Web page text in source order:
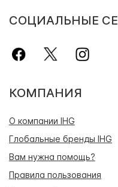
СОЦИАЛЬНЫЕ
КОМПАНИЯ
О компании IHG
Глобальные бренды IHG
Вам нужна помощь?
Правила пользования